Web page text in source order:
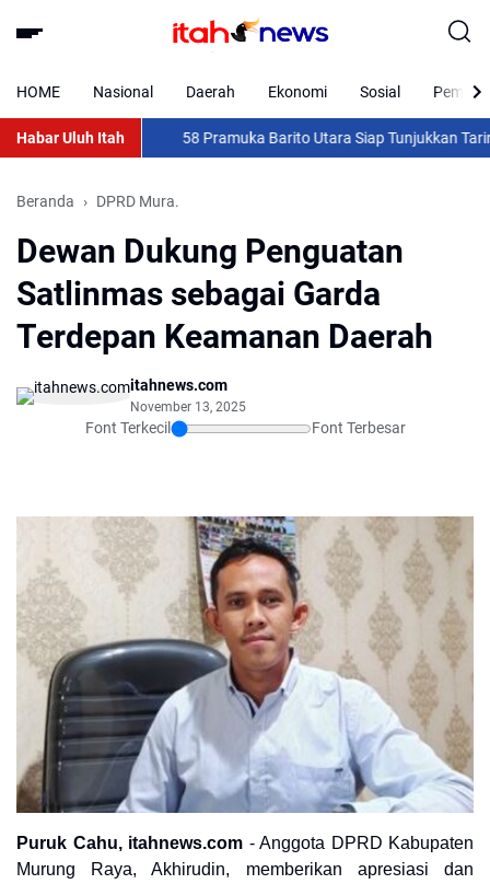
HOME Nasional Daerah Ekonomi Sosial
Habar Uluh Itah 58 Pramuka Barito Utara Siap Tunjukkan Taring di
Beranda DPRD Mura.
Dewan Dukung Penguatan
Satlinmas sebagai Garda
Terdepan Keamanan Daerah
itahnews.com
November 13, 2025
Font Terkecil Font Terbesar
Puruk Cahu, itahnews.com - Anggota DPRD Kabupaten
Murung Raya, Akhirudin, memberikan apresiasi dan